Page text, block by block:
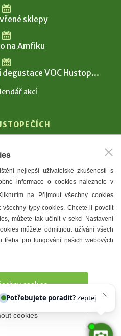
sklepy
na Amfiku
VOC Hustop...
akcí
a galerie
meníčka
Správce webu
nejlepší uživatelské zkušenosti s
informace o cookies naleznete v
na Přijmout všechny cookies
typy cookies. Chcete-li povolit
můžete tak učinit v sekci Nastavení
můžete odmítnout užívání všech
třeba pro fungování našich webových
cookies
cookies
poradit?Zeptejte se naš